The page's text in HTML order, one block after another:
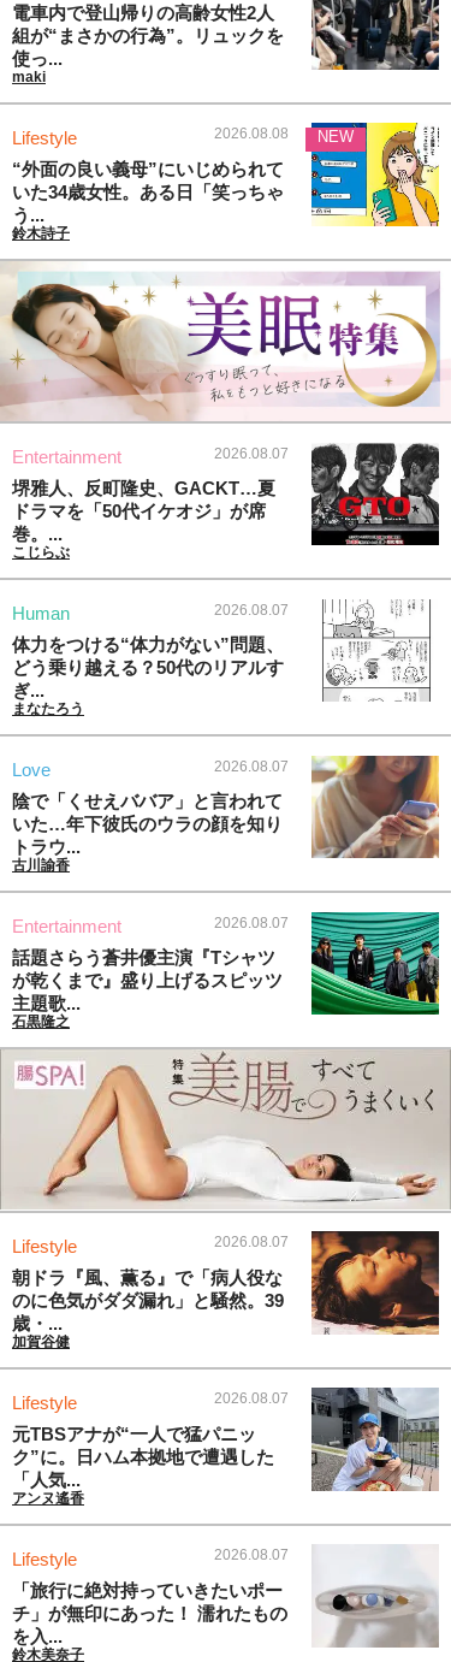
電車内で登山帰りの高齢女性2人
組が“まさかの行為”。リュックを
使っ...
maki
Lifestyle 2026.08.08
“外面の良い義母”にいじめられて
いた34歳女性。ある日「笑っちゃ
う...
鈴木詩子
NEW
Entertainment 2026.08.07
堺雅人、反町隆史、GACKT…夏
ドラマを「50代イケオジ」が席
巻。...
こじらぶ
Human 2026.08.07
体力をつける“体力がない”問題、
どう乗り越える？50代のリアルす
ぎ...
まなたろう
Love 2026.08.07
陰で「くせえババア」と言われて
いた…年下彼氏のウラの顔を知り
トラウ...
古川諭香
Entertainment 2026.08.07
話題さらう蒼井優主演『Tシャツ
が乾くまで』盛り上げるスピッツ
主題歌...
石黒隆之
Lifestyle 2026.08.07
朝ドラ『風、薫る』で「病人役な
のに色気がダダ漏れ」と騒然。39
歳・...
加賀谷健
Lifestyle 2026.08.07
元TBSアナが“一人で猛パニッ
ク”に。日ハム本拠地で遭遇した
「人気...
アンヌ遙香
Lifestyle 2026.08.07
「旅行に絶対持っていきたいポー
チ」が無印にあった！ 濡れたもの
を入...
鈴木美奈子